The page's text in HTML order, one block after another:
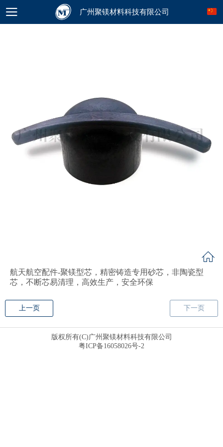
广州聚镁材料科技有限公司
航天航空配件-聚镁型芯，精密铸造专用砂芯，非陶瓷型
芯，不断芯易清理，高效生产，安全环保
上一页 下一页
版权所有(C)广州聚镁材料科技有限公司
粤ICP备16058026号-2